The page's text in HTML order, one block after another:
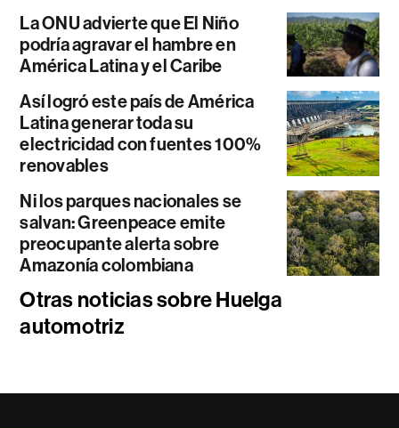
La ONU advierte que El Niño
podría agravar el hambre en
América Latina y el Caribe
Así logró este país de América
Latina generar toda su
electricidad con fuentes 100%
renovables
Ni los parques nacionales se
salvan: Greenpeace emite
preocupante alerta sobre
Amazonía colombiana
Otras noticias sobre Huelga
automotriz